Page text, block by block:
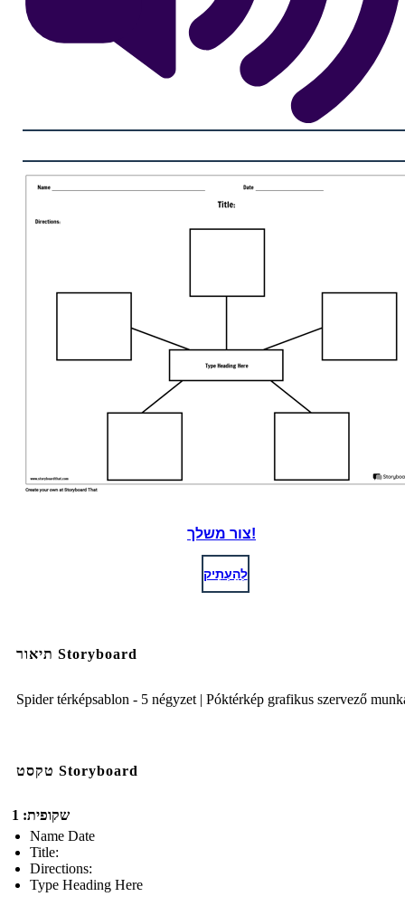
צור משלך!
לְהַעְתִיק
תיאור Storyboard
Spider térképsablon - 5 négyzet | Póktérkép grafikus szervező
טקסט Storyboard
שקופית: 1
Name Date
Title:
Directions:
Type Heading Here